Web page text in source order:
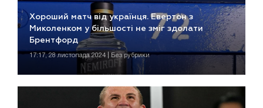
Хороший матч від українця. Евертон з
Миколенком у більшості не зміг здолати
Брентфорд
17:17, 28 листопада 2024 | Без рубрики